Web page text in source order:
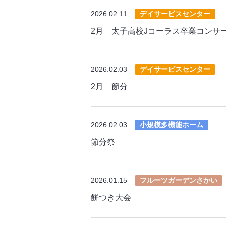
2026.02.11 デイサービスセンター
2月 太子高校Jコーラス卒業コンサ
2026.02.03 デイサービスセンター
2月 節分
2026.02.03 小規模多機能ホーム
節分祭
2026.01.15 フルーツガーデンさかい
餅つき大会